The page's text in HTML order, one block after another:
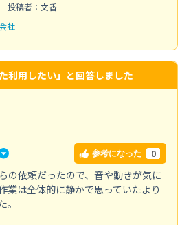
投稿者：文香
社
利用したい」と回答しました
参考になった 0
の依頼だったので、音や動きが気に
業は全体的に静かで思っていたより